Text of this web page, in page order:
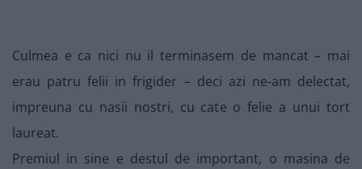
Culmea e ca nici nu il terminasem de mancat – mai
erau patru felii in frigider – deci azi ne-am delectat,
impreuna cu nasii nostri, cu cate o felie a unui tort
laureat.
Premiul in sine e destul de important, o masina de